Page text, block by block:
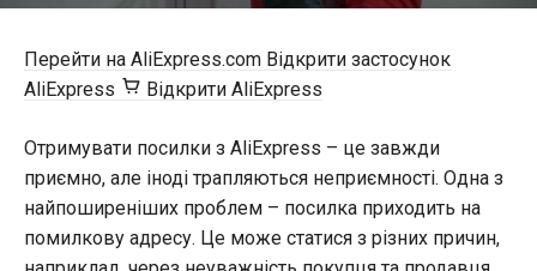
Перейти на AliExpress.com Відкрити застосунок
AliExpress
Відкрити AliExpress
Отримувати посилки з AliExpress – це завжди
приємно, але іноді трапляються неприємності. Одна з
найпоширеніших проблем – посилка приходить на
помилкову адресу. Це може статися з різних причин,